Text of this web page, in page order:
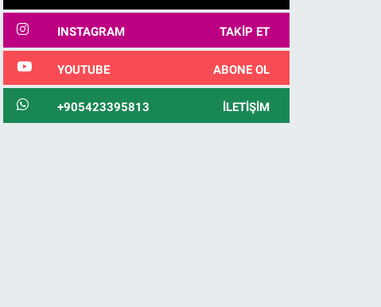
INSTAGRAM TAKIP ET
YOUTUBE ABONE OL
+905423395813 İLETIŞIM